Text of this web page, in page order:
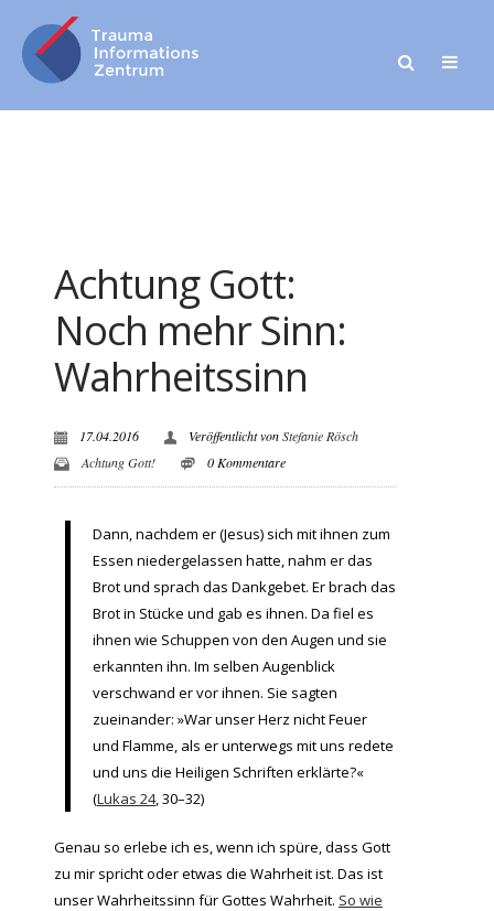
Achtung Gott:
Noch mehr Sinn:
Wahrheitssinn
17.04.2016 Veröffentlicht vonStefanie Rösch
Achtung Gott!
0 Kommentare
Dann, nachdem er (Jesus) sich mit ihnen zum
Essen niedergelassen hatte, nahm er das
Brot und sprach das Dankgebet. Er brach das
Brot in Stücke und gab es ihnen. Da fiel es
ihnen wie Schuppen von den Augen und sie
erkannten ihn. Im selben Augenblick
verschwand er vor ihnen. Sie sagten
zueinander: »War unser Herz nicht Feuer
und Flamme, als er unterwegs mit uns redete
und uns die Heiligen Schriften erklärte?«
(Lukas 24, 30–32)
Genau so erlebe ich es, wenn ich spüre, dass Gott
zu mir spricht oder etwas die Wahrheit ist. Das ist
unser Wahrheitssinn für Gottes Wahrheit. So wie